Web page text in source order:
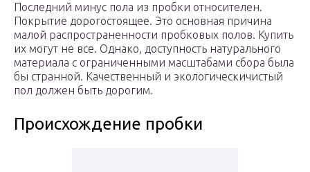
Последний минус пола из пробки относителен.
Покрытие дорогостоящее. Это основная причина
малой распространенности пробковых полов. Купить
их могут не все. Однако, доступность натурального
материала с ограниченными масштабами сбора была
бы странной. Качественный и экологическичистый
пол должен быть дорогим.
Происхождение пробки